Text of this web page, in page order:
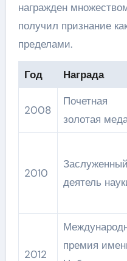
награжден
получил признание
пределами.
Год Награда
2008
Почетная
золотая
2010
Заслуженный
деятель
2012
премия